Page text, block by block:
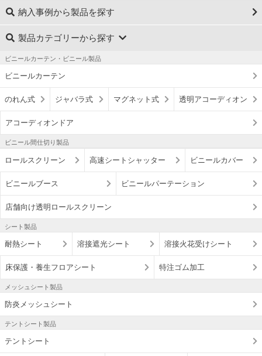
納入事例から製品を探す
製品カテゴリーから探す
ビニールカーテン・ビニール製品
ビニールカーテン
のれん式 ジャバラ式 マグネット式 透明アコーディオン
アコーディオンドア
ビニール間仕切り製品
ロールスクリーン 高速シートシャッター ビニールカバー
ビニールブース ビニールパーテーション
店舗向け透明ロールスクリーン
シート製品
耐熱シート 溶接遮光シート 溶接火花受けシート
床保護・養生フロアシート 特注ゴム加工
メッシュシート製品
防炎メッシュシート
テントシート製品
テントシート